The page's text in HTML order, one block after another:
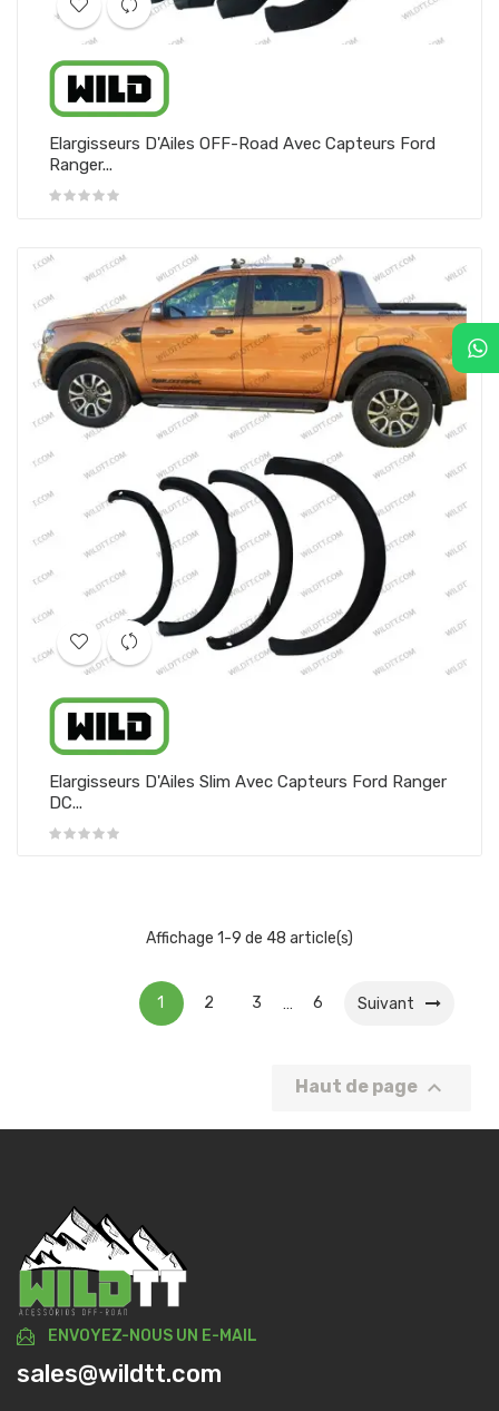
Elargisseurs D'Ailes OFF-Road Avec Capteurs Ford
Ranger...
Elargisseurs D'Ailes Slim Avec Capteurs Ford Ranger
DC...
Affichage 1-9 de 48 article(s)
1 2 3 … 6 Suivant
Haut de page 
ENVOYEZ-NOUS UN E-MAIL
sales@wildtt.com